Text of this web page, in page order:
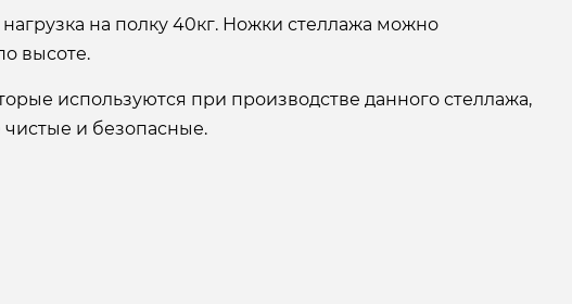
на полку 40кг. Ножки стеллажа можно
высоте.
используются при производстве данного стеллажа,
чистые и безопасные.